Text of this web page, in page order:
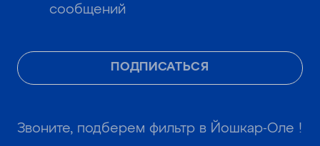
ПОДПИСАТЬСЯ
сообщений
Звоните, подберем фильтр в Йошкар-Оле !